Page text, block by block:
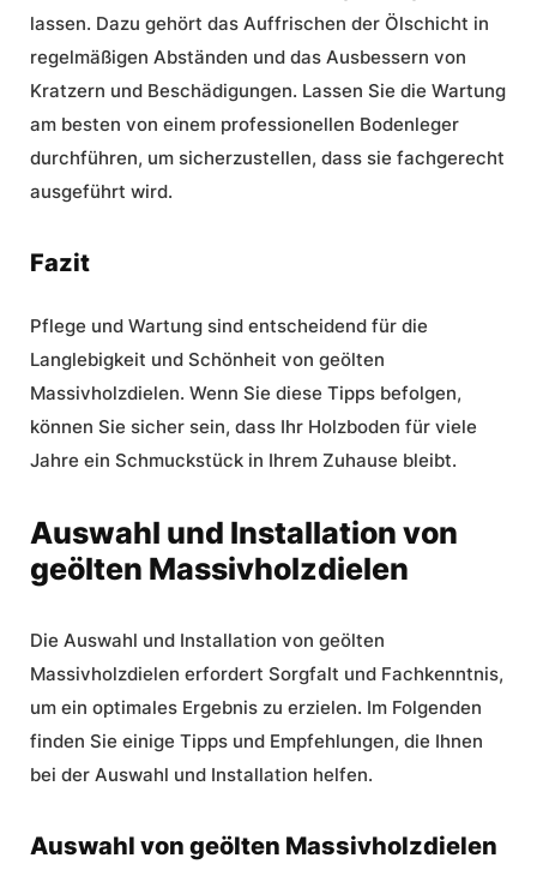
lassen. Dazu gehört das Auffrischen der Ölschicht in
regelmäßigen Abständen und das Ausbessern von
Kratzern und Beschädigungen. Lassen Sie die Wartung
am besten von einem professionellen Bodenleger
durchführen, um sicherzustellen, dass sie fachgerecht
ausgeführt wird.
Fazit
Pflege und Wartung sind entscheidend für die
Langlebigkeit und Schönheit von geölten
Massivholzdielen. Wenn Sie diese Tipps befolgen,
können Sie sicher sein, dass Ihr Holzboden für viele
Jahre ein Schmuckstück in Ihrem Zuhause bleibt.
Auswahl und Installation von
geölten Massivholzdielen
Die Auswahl und Installation von geölten
Massivholzdielen erfordert Sorgfalt und Fachkenntnis,
um ein optimales Ergebnis zu erzielen. Im Folgenden
finden Sie einige Tipps und Empfehlungen, die Ihnen
bei der Auswahl und Installation helfen.
Auswahl von geölten Massivholzdielen